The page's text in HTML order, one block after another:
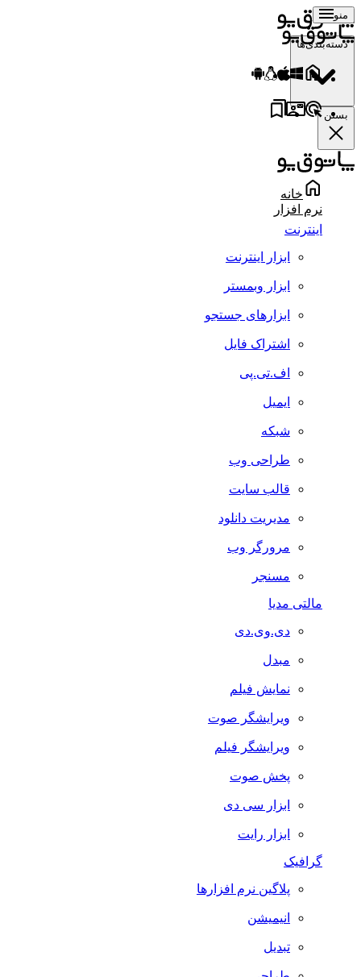
منو
دسته‌بندی‌ها
بستن
خانه
نرم افزار
اینترنت
ابزار اینترنت
ابزار وبمستر
ابزارهای جستجو
اشتراک فایل
اف.تی.پی
ایمیل
شبکه
طراحی وب
قالب سایت
مدیریت دانلود
مرورگر وب
مسنجر
مالتی مدیا
دی.وی.دی
مبدل
نمایش فیلم
ویرایشگر صوت
ویرایشگر فیلم
پخش صوت
ابزار سی دی
ابزار رایت
گرافیک
پلاگین نرم افزارها
انیمیشن
تبدیل